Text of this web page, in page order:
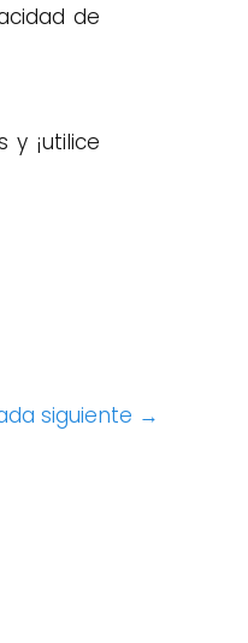
de
y ¡utilice
siguiente →